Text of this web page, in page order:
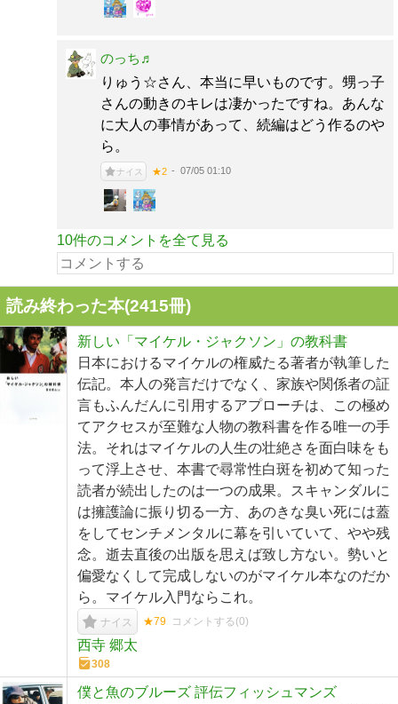
のっち♬
りゅう☆さん、本当に早いものです。甥っ子
さんの動きのキレは凄かったですね。あんな
に大人の事情があって、続編はどう作るのや
ら。
ナイス ★2 07/05 01:10
10件のコメントを全て見る
読み終わった本(2415冊)
新しい「マイケル・ジャクソン」の教科書
日本におけるマイケルの権威たる著者が執筆した
伝記。本人の発言だけでなく、家族や関係者の証
言もふんだんに引用するアプローチは、この極め
てアクセスが至難な人物の教科書を作る唯一の手
法。それはマイケルの人生の壮絶さを面白味をも
って浮上させ、本書で尋常性白斑を初めて知った
読者が続出したのは一つの成果。スキャンダルに
は擁護論に振り切る一方、あのきな臭い死には蓋
をしてセンチメンタルに幕を引いていて、やや残
念。逝去直後の出版を思えば致し方ない。勢いと
偏愛なくして完成しないのがマイケル本なのだか
ら。マイケル入門ならこれ。
ナイス ★79 コメントする(0)
西寺 郷太
308
僕と魚のブルーズ 評伝フィッシュマンズ